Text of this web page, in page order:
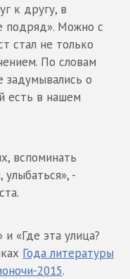
к другу, в
подряд». Можно с
стал не только
По словам
о
есть в нашем
вспоминать
-
«Где эта улица?
Года литературы
2015.